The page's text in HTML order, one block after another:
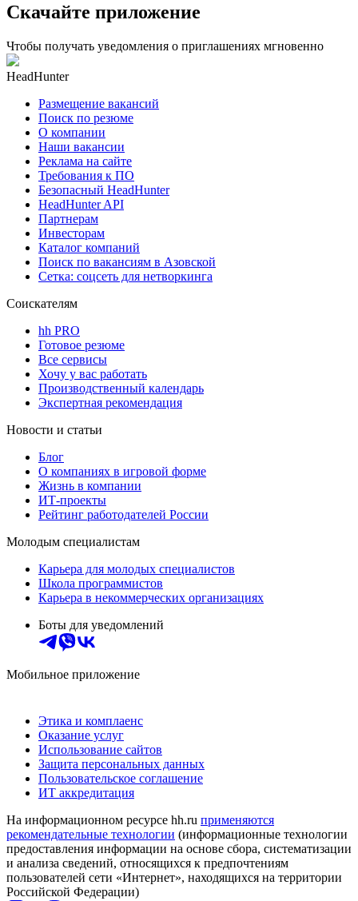
Скачайте приложение
Чтобы получать уведомления о приглашениях мгновенно
HeadHunter
Размещение вакансий
Поиск по резюме
О компании
Наши вакансии
Реклама на сайте
Требования к ПО
Безопасный HeadHunter
HeadHunter API
Партнерам
Инвесторам
Каталог компаний
Поиск по вакансиям в Азовской
Сетка: соцсеть для нетворкинга
Соискателям
hh PRO
Готовое резюме
Все сервисы
Хочу у вас работать
Производственный календарь
Экспертная рекомендация
Новости и статьи
Блог
О компаниях в игровой форме
Жизнь в компании
ИТ-проекты
Рейтинг работодателей России
Молодым специалистам
Карьера для молодых специалистов
Школа программистов
Карьера в некоммерческих организациях
Боты для уведомлений
Мобильное приложение
Этика и комплаенс
Оказание услуг
Использование сайтов
Защита персональных данных
Пользовательское соглашение
ИТ аккредитация
На информационном ресурсе hh.ru применяются
рекомендательные технологии (информационные технологии
предоставления информации на основе сбора, систематизации
и анализа сведений, относящихся к предпочтениям
пользователей сети «Интернет», находящихся на территории
Российской Федерации)